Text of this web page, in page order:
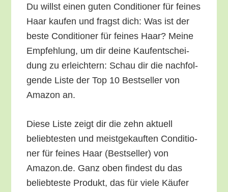
Du willst einen guten Con­di­tio­ner für fei­nes
Haar kau­fen und fragst dich: Was ist der
bes­te Con­di­tio­ner für fei­nes Haar? Mei­ne
Emp­feh­lung, um dir dei­ne Kauf­ent­schei­
dung zu erleich­tern: Schau dir die nach­fol­
gen­de Lis­te der Top 10 Best­sel­ler von
Ama­zon an.
Die­se Lis­te zeigt dir die zehn aktu­ell
belieb­tes­ten und meist­ge­kauf­ten Con­di­tio­
ner für fei­nes Haar (Best­sel­ler) von
Amazon.de. Ganz oben fin­dest du das
belieb­tes­te Pro­dukt, das für vie­le Käu­fer